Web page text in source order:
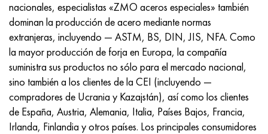
nacionales, especialistas «ZMO aceros especiales» también
dominan la producción de acero mediante normas
extranjeras, incluyendo — ASTM, BS, DIN, JIS, NFA. Como
la mayor producción de forja en Europa, la compañía
suministra sus productos no sólo para el mercado nacional,
sino también a los clientes de la CEI (incluyendo —
compradores de Ucrania y Kazajstán), así como los clientes
de España, Austria, Alemania, Italia, Países Bajos, Francia,
Irlanda, Finlandia y otros países. Los principales consumidores
Incotherm
incotest
Jette M152
Cobalto 6B
maraging 250
47ND
47НХР
49KF
49K2F, 49K2FA-VI
Aleación 50N
HN62VMYUT
HN62MVKYU
HN63MB
XN65VM
KhN65VMTYu
VT-35
PT-1M
PT-3V
PT-7M
2B
1.4466 - AISI 310MoLn
Aleación Al6xn
15-7Ph® - 1.4532
PH 13-8 meses - 1.4534
1.4542 - 17-4Ph®
10X17H13M3T
10X18N18Yu4D
11X11N2V2MF
12Х18Н9Т
13X11N2V2MF
2,0872, CuNi10Fe1Mn, Cw352h
Bronce aluminio silicio
CW301G, C64200
bronce de silicio
C65500, CuAl11Fe3
latón rojo
C84400, CuSn2ZnPb
C83600, CuSn5ZnPb
45G2, 45g2, AISI 1144
Aleación de acero estructural
10g2, 10g2, AISI 1513
12X2H4A, 15NiCr13, 1.5752
AC14, 11SMnPb30
Р6М5, 1.3343, hs6-5-2, sw7m
Р6М5К5, 1.3243, hs6-5-2-5
R6M5F3, 1.3344, hs6-5-3
9М4К8,1.3207
R12F3, 1.3318, sw12